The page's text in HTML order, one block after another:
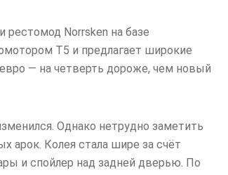
Norrsken на базе
T5 и предлагает широкие
— на четверть дороже, чем новый
Однако нетрудно заметить
арок. Колея стала шире за счёт
и спойлер над задней дверью. По